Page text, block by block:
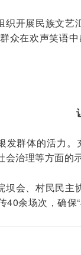
织开展民族文艺
众在欢声笑语
发群体的活力。
治理等方面的
坝会、村民民主
余场次，确保